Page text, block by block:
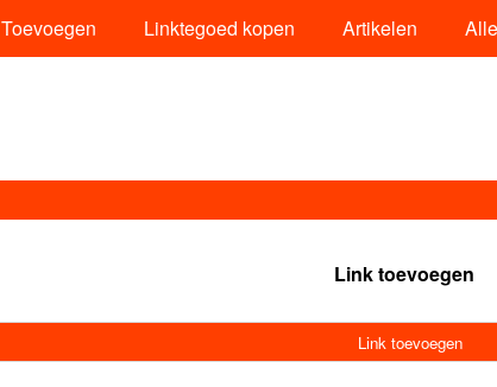
Toevoegen Linktegoed kopen Artikelen
Link toevoegen
Link toevoegen